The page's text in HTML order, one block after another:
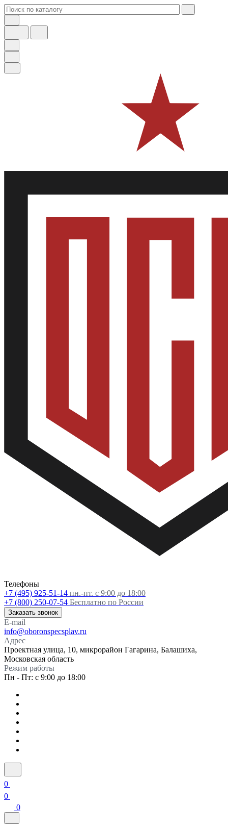
Телефоны
+7 (495) 925-51-14 пн.-пт. с 9:00 до 18:00
+7 (800) 250-07-54 Бесплатно по России
Заказать звонок
E-mail
info@oboronspecsplav.ru
Адрес
Проектная улица, 10, микрорайон Гагарина, Балашиха,
Московская область
Режим работы
Пн - Пт: с 9:00 до 18:00
0
0
0